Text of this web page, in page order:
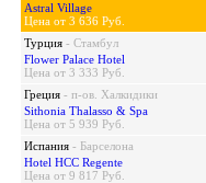
Astral Village
Цена от 3 636 Руб.
Турция - Стамбул
Flower Palace Hotel
Цена от 3 333 Руб.
Греция - п-ов. Халкидики
Sithonia Thalasso & Spa
Цена от 5 939 Руб.
Испания - Барселона
Hotel HCC Regente
Цена от 9 817 Руб.